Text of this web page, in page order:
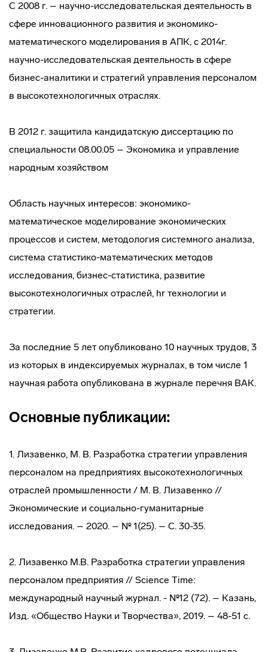
С 2008 г. – научно-исследовательская деятельность в
сфере инновационного развития и экономико-
математического моделирования в АПК, с 2014г.
научно-исследовательская деятельность в сфере
бизнес-аналитики и стратегий управления персоналом
в высокотехнологичных отраслях.
В 2012 г. защитила кандидатскую диссертацию по
специальности 08.00.05 – Экономика и управление
народным хозяйством
Область научных интересов: экономико-
математическое моделирование экономических
процессов и систем, методология системного анализа,
система статистико-математических методов
исследования, бизнес-статистика, развитие
высокотехнологичных отраслей, hr технологии и
стратегии.
За последние 5 лет опубликовано 10 научных трудов, 3
из которых в индексируемых журналах, в том числе 1
научная работа опубликована в журнале перечня ВАК.
Основные публикации:
1. Лизавенко, М. В. Разработка стратегии управления
персоналом на предприятиях высокотехнологичных
отраслей промышленности / М. В. Лизавенко //
Экономические и социально-гуманитарные
исследования. – 2020. – № 1(25). – С. 30-35.
2. Лизавенко М.В. Разработка стратегии управления
персоналом предприятия // Science Time:
международный научный журнал. - №12 (72). – Казань,
Изд. «Общество Науки и Творчества», 2019. – 48-51 с.